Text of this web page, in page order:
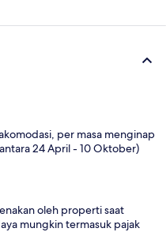
per masa menginap
24 April - 10 Oktober)
oleh properti saat
mungkin termasuk pajak